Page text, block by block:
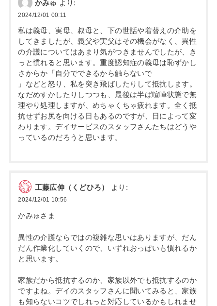
かみゅ より:
2024/12/01 00:11
私は義母、実母、叔母と、下の世話や着替えの介助を
してきましたが、義父や実父はその機会がなく、異性
の介護についてはあまり気がつきませんでしたが、き
っと慣れると思います。重度認知症の義母は恥ずかし
さからか「自分でできるから触らないで
」などと怒り、私を突き飛ばしたりして抵抗します。
なだめすかしたりしつつも、最後は半ば喧嘩状態で無
理やり処理しますが、めちゃくちゃ疲れます。全く抵
抗せずお尻を向ける日もあるのですが、日によって変
わります。デイサービスのスタッフさんたちはどうや
っているのだろうと思います。
工藤広伸（くどひろ） より:
2024/12/01 10:56
かみゅさま
異性の介護ならではの複雑な思いはありますが、だん
だん作業化していくので、いずれおっぱいも慣れるか
と思います。
家族だから抵抗するのか、家族以外でも抵抗するのか
ですよね。デイのスタッフさんに聞いてみると、家族
も知らないコツでしれっと対応しているかもしれませ